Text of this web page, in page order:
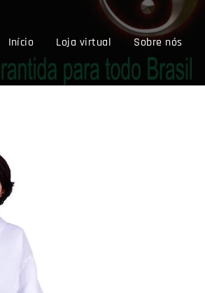
Início Loja virtual Sobre nós